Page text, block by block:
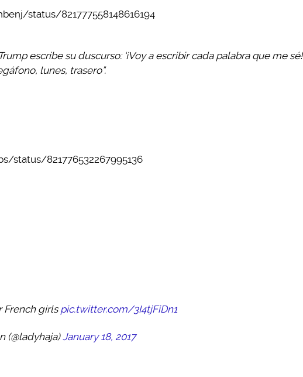
status/821777558148616194
escribe su duscurso: ‘¡Voy a escribir cada palabra que me sé!
lunes, trasero”.
status/821776532267995136
French girlspic.twitter.com/3I4tjFiDn1
(@ladyhaja)January 18, 2017